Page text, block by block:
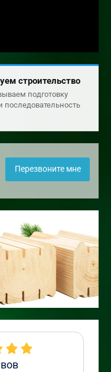
строительство
подготовку
последовательность
Перезвоните мне